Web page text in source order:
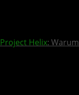
Project Helix: Warum